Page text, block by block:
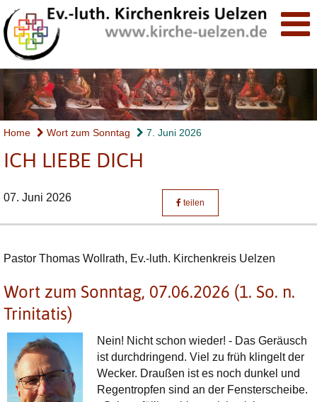
Home Wort zum Sonntag 7. Juni 2026
ICH LIEBE DICH
07. Juni 2026 teilen
Pastor Thomas Wollrath, ​​​​​​​Ev.-luth. Kirchenkreis Uelzen
Wort zum Sonntag, 07.06.2026 (1. So. n.
Trinitatis)
Nein! Nicht schon wieder! - Das Geräusch
ist durchdringend. Viel zu früh klingelt der
Wecker. Draußen ist es noch dunkel und
Regentropfen sind an der Fensterscheibe.